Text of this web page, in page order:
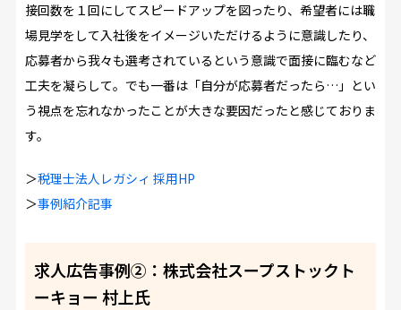
接回数を１回にしてスピードアップを図ったり、希望者には職
場見学をして入社後をイメージいただけるように意識したり、
応募者から我々も選考されているという意識で面接に臨むなど
工夫を凝らして。でも一番は「自分が応募者だったら…」とい
う視点を忘れなかったことが大きな要因だったと感じておりま
す。
＞税理士法人レガシィ 採用HP
＞事例紹介記事
求人広告事例②：株式会社スープストックト
ーキョー 村上氏